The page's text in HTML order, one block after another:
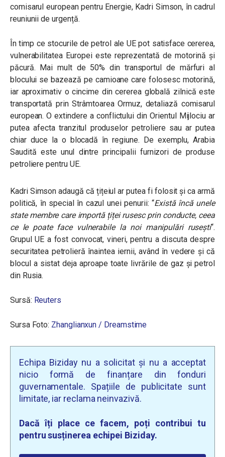
comisarul european pentru Energie, Kadri Simson, în cadrul
reuniunii de urgență.
În timp ce stocurile de petrol ale UE pot satisface cererea,
vulnerabilitatea Europei este reprezentată de motorină și
păcură. Mai mult de 50% din transportul de mărfuri al
blocului se bazează pe camioane care folosesc motorină,
iar aproximativ o cincime din cererea globală zilnică este
transportată prin Strâmtoarea Ormuz, detaliază comisarul
european. O extindere a conflictului din Orientul Mijlociu ar
putea afecta tranzitul produselor petroliere sau ar putea
chiar duce la o blocadă în regiune. De exemplu, Arabia
Saudită este unul dintre principalii furnizori de produse
petroliere pentru UE.
Kadri Simson adaugă că țițeiul ar putea fi folosit și ca armă
politică, în special în cazul unei penurii: “Există încă unele
state membre care importă țiței rusesc prin conducte, ceea
ce le poate face vulnerabile la noi manipulări rusești“.
Grupul UE a fost convocat, vineri, pentru a discuta despre
securitatea petrolieră înaintea iernii, având în vedere și că
blocul a sistat deja aproape toate livrările de gaz și petrol
din Rusia.
Sursă: Reuters
Sursa Foto: Zhanglianxun / Dreamstime
Echipa Biziday nu a solicitat și nu a acceptat
nicio formă de finanțare din fonduri
guvernamentale. Spațiile de publicitate sunt
limitate, iar reclama neinvazivă.
Dacă îți place ce facem, poți contribui tu
pentru susținerea echipei Biziday.